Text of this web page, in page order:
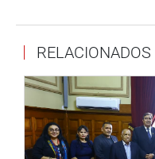
económico sostenible y
OFICINA DE
INSTITUCIONAL
RELACIONADOS